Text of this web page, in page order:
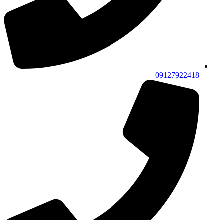
09127922418